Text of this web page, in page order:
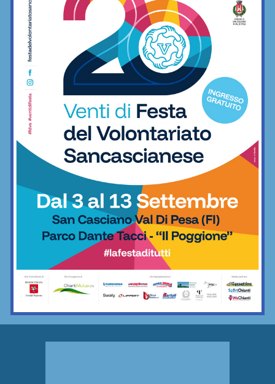
info@sportchianti.it
UFFICIO DI REDAZIONElo trovate aSan Casciano
via Machiavelli 9(nel cuore del centro storico). Aperto
tutti i giorni, spesso anche il sabato e la domenica.